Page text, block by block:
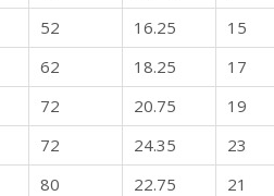
52 16.25 15
62 18.25 17
72 20.75 19
72 24.35 23
80 22.75 21